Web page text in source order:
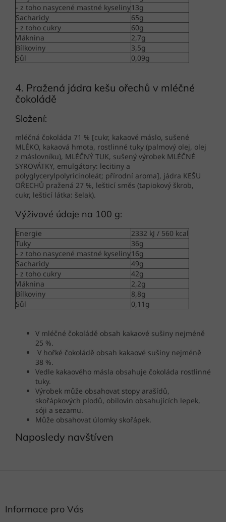
- z toho nasycené mastné kyseliny13g
Sacharidy
65g
- z toho cukry
60g
Vláknina
2,7g
Bílkoviny
3,5g
Sůl
0,09g
4. Pražená jádra kešu ořechů v mléčné
čokoládě
Složení:
mléčná čokoláda 71 % [cukr, kakaové máslo, sušené
MLÉKO, kakaová hmota, rostlinné tuky (palmový olej, olej
z máslovníku), MLÉČNÝ TUK, sušený výrobek MLÉČNÉ
SYROVÁTKY, emulgátory: lecitiny a
polyglycerylpolyricinoleát; přírodní aroma], jádra KEŠU
OŘECHŮ pražená 27 %, lešticí směs (tapiokový škrob,
cukr, lešticí látka: šelak).
Výživové údaje na 100 g:
Energie
2332 kJ / 560 kcal
Tuky
36g
- z toho nasycené mastné kyseliny16g
Sacharidy
49g
- z toho cukry
42g
Vláknina
2,2g
Bílkoviny
8,8g
Sůl
0,11g
V mléčné čokoládě obsah kakaové sušiny nejméně
25 %.
V hořké čokoládě obsah kakaové sušiny nejméně
38 %.
Vedle kakaového másla obsahuje čokoláda rostlinné
tuky.
Výrobek může obsahovat stopy arašídů,
skořápkových plodů, obilovin obsahujících lepek,
sóji a sezamu.
Může obsahovat úlomky skořápek.
Naposledy navštíven
Informace pro Vás